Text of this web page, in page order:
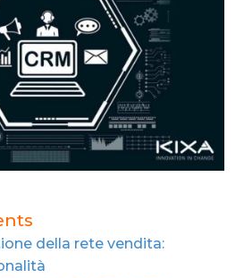
della rete vendita: